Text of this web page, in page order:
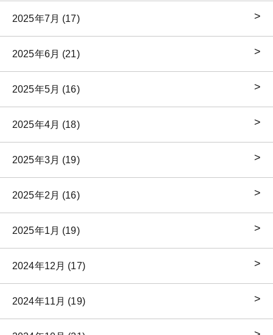
2025年7月 (17)
2025年6月 (21)
2025年5月 (16)
2025年4月 (18)
2025年3月 (19)
2025年2月 (16)
2025年1月 (19)
2024年12月 (17)
2024年11月 (19)